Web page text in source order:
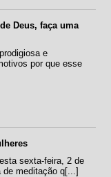
Deus, faça uma
e
por que esse
sexta-feira, 2 de
de meditação q[...]